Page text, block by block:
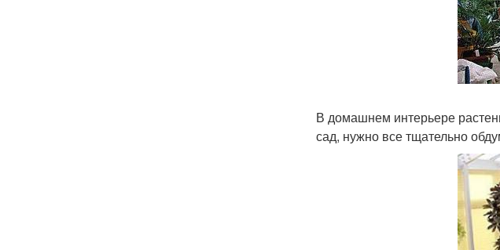
В домашнем интерьере
сад, нужно все тщательно